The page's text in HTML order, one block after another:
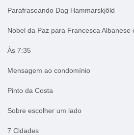
Parafraseando Dag Hammarskjöld
Nobel da Paz para Francesca Albanese
Às 7:35
Mensagem ao condomínio
Pinto da Costa
Sobre escolher um lado
7 Cidades